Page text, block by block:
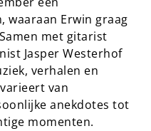
waaraan Erwin graag
met gitarist
Jasper Westerhof
verhalen en
van
anekdotes tot
momenten.